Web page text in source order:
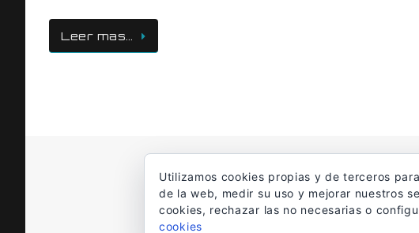
Leer mas…
Utilizamos cookies propias y de terceros
de la web, medir su uso y mejorar nuestros
cookies, rechazar las no necesarias o
cookies